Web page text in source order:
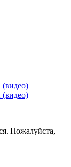
(видео)
(видео)
Пожалуйста,